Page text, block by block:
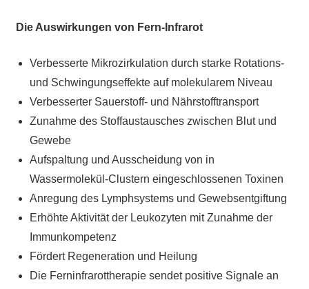
Die Auswirkungen von Fern-Infrarot
Verbesserte Mikrozirkulation durch starke Rotations-
und Schwingungseffekte auf molekularem Niveau
Verbesserter Sauerstoff- und Nährstofftransport
Zunahme des Stoffaustausches zwischen Blut und
Gewebe
Aufspaltung und Ausscheidung von in
Wassermolekül-Clustern eingeschlossenen Toxinen
Anregung des Lymphsystems und Gewebsentgiftung
Erhöhte Aktivität der Leukozyten mit Zunahme der
Immunkompetenz
Fördert Regeneration und Heilung
Die Ferninfrarottherapie sendet positive Signale an